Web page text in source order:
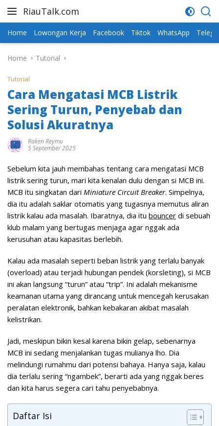
RiauTalk.com
Update
Terkini
Home Lowongan Kerja Facebook Tiktok WhatsApp
Home Tutorial
Tutorial
Cara Mengatasi MCB Listrik
Sering Turun, Penyebab dan
Solusi Akuratnya
Raken Reymu
5 September 2025
Sebelum kita jauh membahas tentang cara mengatasi MCB
listrik sering turun, mari kita kenalan dulu dengan si MCB ini.
MCB itu singkatan dari Miniature Circuit Breaker. Simpelnya,
dia itu adalah saklar otomatis yang tugasnya memutus aliran
listrik kalau ada masalah. Ibaratnya, dia itu bouncer di sebuah
klub malam yang bertugas menjaga agar nggak ada
kerusuhan atau kapasitas berlebih.
Kalau ada masalah seperti beban listrik yang terlalu banyak
(overload) atau terjadi hubungan pendek (korsleting), si MCB
ini akan langsung “turun” atau “trip”. Ini adalah mekanisme
keamanan utama yang dirancang untuk mencegah kerusakan
peralatan elektronik, bahkan kebakaran akibat masalah
kelistrikan.
Jadi, meskipun bikin kesal karena bikin gelap, sebenarnya
MCB ini sedang menjalankan tugas mulianya lho. Dia
melindungi rumahmu dari potensi bahaya. Hanya saja, kalau
dia terlalu sering “ngambek”, berarti ada yang nggak beres
dan kita harus segera cari tahu penyebabnya.
Daftar Isi